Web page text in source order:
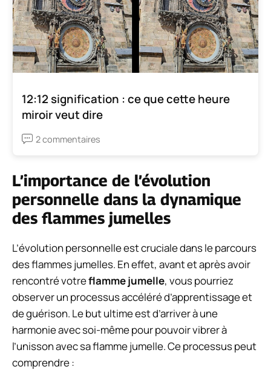
12:12 signification : ce que cette heure
miroir veut dire
2 commentaires
L’importance de l’évolution
personnelle dans la dynamique
des flammes jumelles
L’évolution personnelle est cruciale dans le parcours
des flammes jumelles. En effet, avant et après avoir
rencontré votreflamme jumelle, vous pourriez
observer un processus accéléré d’apprentissage et
de guérison. Le but ultime est d’arriver à une
harmonie avec soi-même pour pouvoir vibrer à
l’unisson avec sa flamme jumelle. Ce processus peut
comprendre :